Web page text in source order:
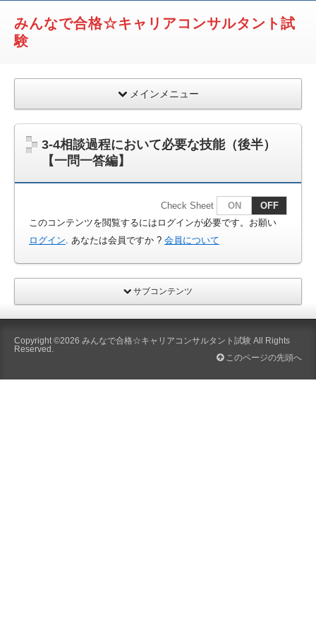
みんなで合格☆キャリアコンサルタント試
験
メインメニュー
3-4相談過程において必要な技能（後半）
【一問一答編】
Check Sheet ON
OFF
このコンテンツを閲覧するにはログインが必要です。お願い
ログイン. あなたは会員ですか ? 会員について
サブコンテンツ
Copyright ©2026 みんなで合格☆キャリアコンサルタント試験 All Rights
Reserved.
このページの先頭へ